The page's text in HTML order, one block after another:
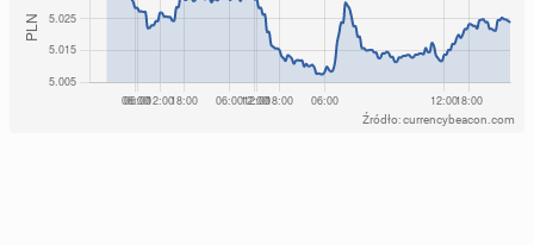
Źródło: currencybeacon.com